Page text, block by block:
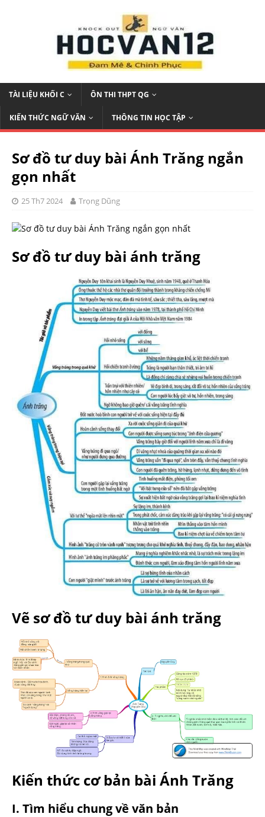
TÀI LIỆU KHỐI C ÔN THI THPT QG
KIẾN THỨC NGỮ VĂN THÔNG TIN HỌC TẬP
Sơ đồ tư duy bài Ánh Trăng ngắn
gọn nhất
25 Th7 2024 Trọng Dũng
Sơ đồ tư duy bài ánh trăng
Vẽ sơ đồ tư duy bài ánh trăng
Kiến thức cơ bản bài Ánh Trăng
I. Tìm hiểu chung về văn bản